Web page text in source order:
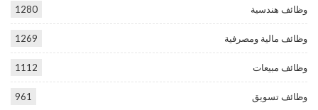
وظائف هندسية 1280
وظائف مالية ومصرفية 1269
وظائف مبيعات 1112
وظائف تسويق 961